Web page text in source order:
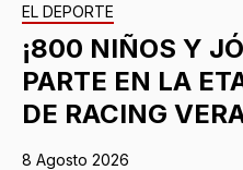
EL DEPORTE
¡800 NIÑOS Y
PARTE EN LA
DE RACING
8 Agosto 2026